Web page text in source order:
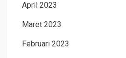
April 2023
Maret 2023
Februari 2023